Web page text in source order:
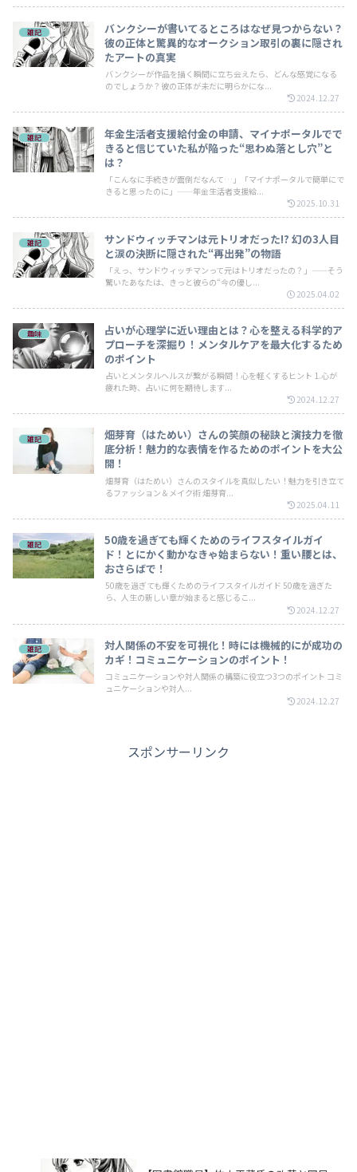
雑記
バンクシーが書いてるところはなぜ見つからない？
彼の正体と驚異的なオークション取引の裏に隠され
たアートの真実
バンクシーが作品を描く瞬間に立ち会えたら、どんな感覚になる
のでしょうか？彼の正体が未だに明らかにな...
2024.12.27
雑記
年金生活者支援給付金の申請、マイナポータルでで
きると信じていた私が陥った“思わぬ落とし穴”と
は？
「こんなに手続きが面倒だなんて…」「マイナポータルで簡単にで
きると思ったのに」——年金生活者支援給...
2025.10.31
雑記
サンドウィッチマンは元トリオだった!? 幻の3人目
と涙の決断に隠された“再出発”の物語
「えっ、サンドウィッチマンって元はトリオだったの？」——そう
驚いたあなたは、きっと彼らの“今の優し...
2025.04.02
趣味
占いが心理学に近い理由とは？心を整える科学的ア
プローチを深掘り！メンタルケアを最大化するため
のポイント
占いとメンタルヘルスが繋がる瞬間！心を軽くするヒント 1.心が
疲れた時、占いに何を期待します...
2024.12.27
雑記
畑芽育（はためい）さんの笑顔の秘訣と演技力を徹
底分析！魅力的な表情を作るためのポイントを大公
開！
畑芽育（はためい）さんのスタイルを真似したい！魅力を引き立て
るファッション＆メイク術 畑芽育...
2025.04.11
雑記
50歳を過ぎても輝くためのライフスタイルガイ
ド！とにかく動かなきゃ始まらない！重い腰とは、
おさらばで！
50歳を過ぎても輝くためのライフスタイルガイド 50歳を過ぎた
ら、人生の新しい章が始まると感じるこ...
2024.12.27
雑記
対人関係の不安を可視化！時には機械的にが成功の
カギ！コミュニケーションのポイント！
コミュニケーションや対人関係の構築に役立つ3つのポイント コミ
ュニケーションや対人...
2024.12.27
スポンサーリンク